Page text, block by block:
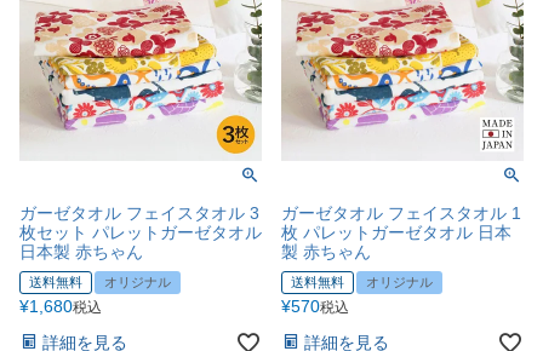
ガーゼタオル フェイスタオル 3
枚セット パレットガーゼタオル
日本製 赤ちゃん
送料無料 オリジナル
¥1,680税込
詳細を見る
ガーゼタオル フェイスタオル 1
枚 パレットガーゼタオル 日本
製 赤ちゃん
送料無料 オリジナル
¥570税込
詳細を見る